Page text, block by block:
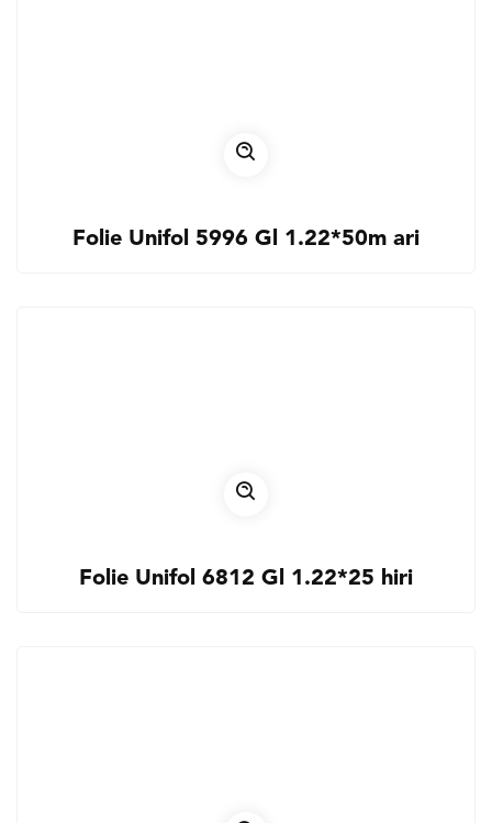
Folie Unifol 5996 Gl 1.22*50m ari
Folie Unifol 6812 Gl 1.22*25 hiri